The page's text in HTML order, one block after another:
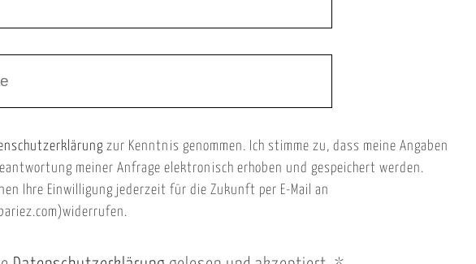
zur Kenntnis genommen. Ich stimme zu, dass meine Angaben
meiner Anfrage elektronisch erhoben und gespeichert werden.
Ihre Einwilligung jederzeit für die Zukunft per E-Mail an